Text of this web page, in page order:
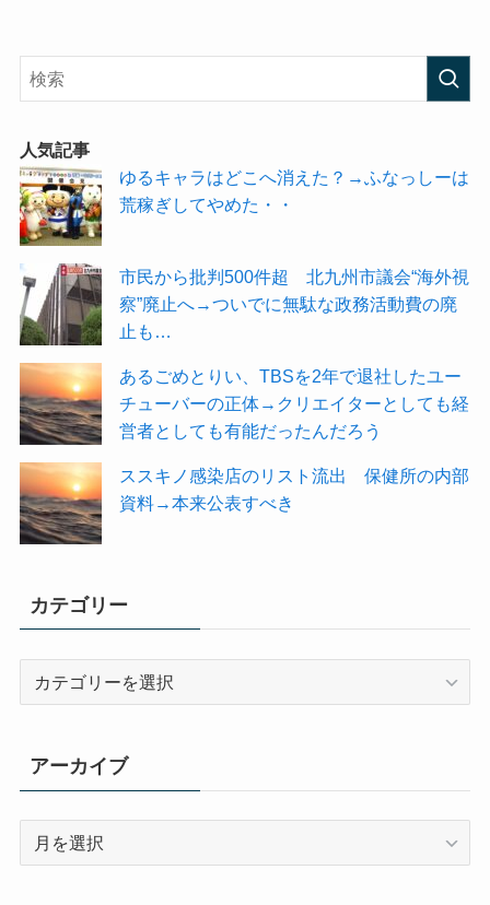
人気記事
ゆるキャラはどこへ消えた？→ふなっしーは
荒稼ぎしてやめた・・
市民から批判500件超 北九州市議会“海外視
察”廃止へ→ついでに無駄な政務活動費の廃
止も…
あるごめとりい、TBSを2年で退社したユー
チューバーの正体→クリエイターとしても経
営者としても有能だったんだろう
ススキノ感染店のリスト流出 保健所の内部
資料→本来公表すべき
カテゴリー
ー
アーカイブ